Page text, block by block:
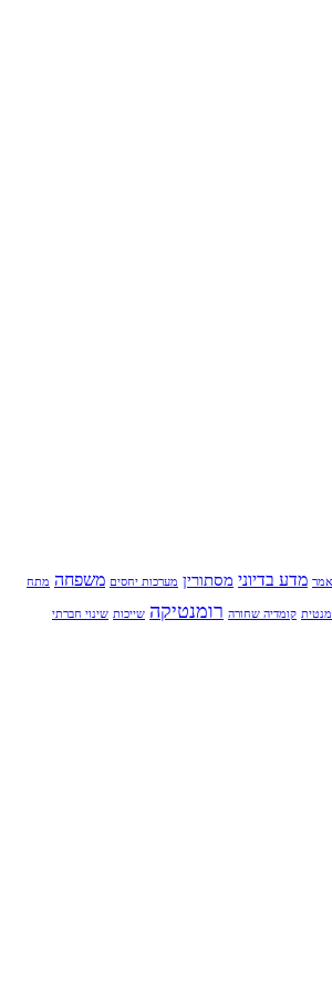
מדע בדיוני מסתורין מערכות יחסים משפחה מתח
קומדיה שחורה רומנטיקה שייכות שינוי חברתי